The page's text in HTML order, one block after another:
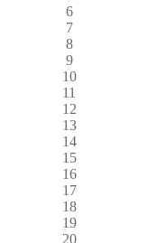
6
7
8
9
10
11
12
13
14
15
16
17
18
19
20